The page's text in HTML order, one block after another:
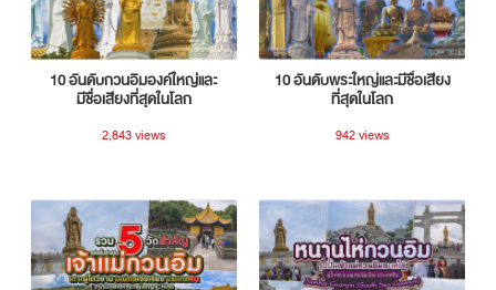
10 อันดับกวนอิมองค์ใหญ่และ
มีชื่อเสียงที่สุดในโลก
2,843 views
10 อันดับพระใหญ่และมีชื่อเสียง
ที่สุดในโลก
942 views